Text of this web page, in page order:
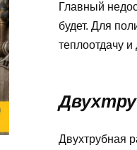
Главный
будет. Для
теплоотдачу
Двухтрубная